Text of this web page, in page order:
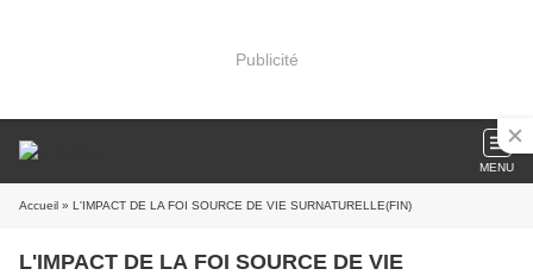
Publicité
MENU
Accueil » L'IMPACT DE LA FOI SOURCE DE VIE SURNATURELLE(FIN)
L'IMPACT DE LA FOI SOURCE DE VIE